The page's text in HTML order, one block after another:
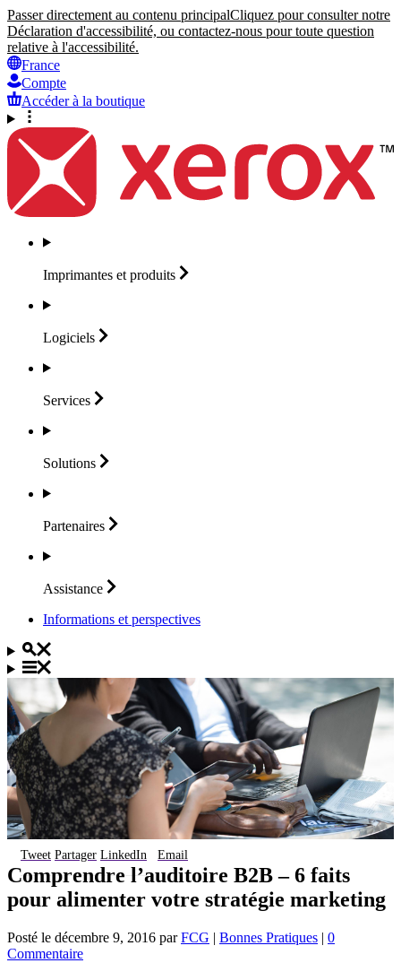
Passer directement au contenu principalCliquez pour consulter notre
Déclaration d'accessibilité, ou contactez-nous pour toute question
relative à l'accessibilité.
France
Compte
Accéder à la boutique
Imprimantes et produits
Logiciels
Services
Solutions
Partenaires
Assistance
Informations et perspectives
Tweet Partager LinkedIn Email
Comprendre l’auditoire B2B – 6 faits
pour alimenter votre stratégie marketing
Posté le décembre 9, 2016 parFCG | Bonnes Pratiques | 0
Commentaire